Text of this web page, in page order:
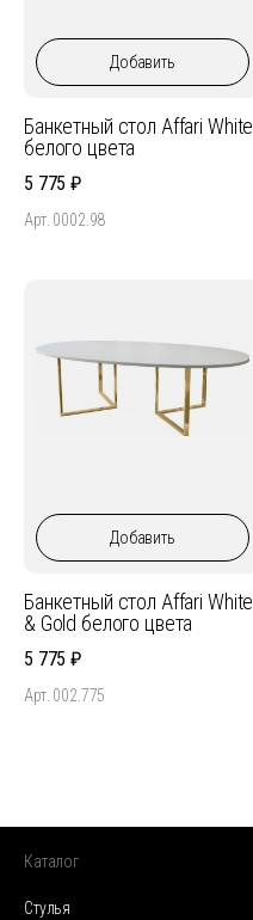
Добавить
Банкетный стол Affari White
белого цвета
5 775
Арт. 0002.98
Добавить
Банкетный стол Affari White
& Gold белого цвета
5 775
Арт. 002.775
Каталог
Стулья